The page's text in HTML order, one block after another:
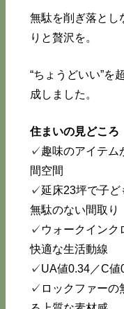
無駄を削ぎ落とし
りと贅沢を。
“ちょうどいい”を
成しました。
住まいの見どころ
✓趣味のアイテム
間空間
✓延床23坪で子ど
無駄のない間取り
✓ウォークインク
快適な生活動線
✓UA値0.34／C値
✓ロックファーの